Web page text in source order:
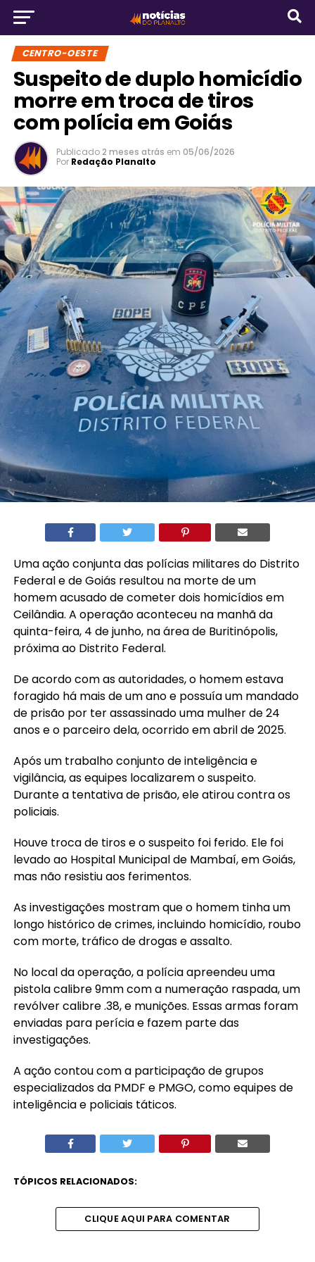
CENTRO-OESTE
Suspeito de duplo homicídio
morre em troca de tiros
com polícia em Goiás
Publicado2 meses atrás em 05/06/2026
Por Redação Planalto
Uma ação conjunta das polícias militares do Distrito
Federal e de Goiás resultou na morte de um
homem acusado de cometer dois homicídios em
Ceilândia. A operação aconteceu na manhã da
quinta-feira, 4 de junho, na área de Buritinópolis,
próxima ao Distrito Federal.
De acordo com as autoridades, o homem estava
foragido há mais de um ano e possuía um mandado
de prisão por ter assassinado uma mulher de 24
anos e o parceiro dela, ocorrido em abril de 2025.
Após um trabalho conjunto de inteligência e
vigilância, as equipes localizarem o suspeito.
Durante a tentativa de prisão, ele atirou contra os
policiais.
Houve troca de tiros e o suspeito foi ferido. Ele foi
levado ao Hospital Municipal de Mambaí, em Goiás,
mas não resistiu aos ferimentos.
As investigações mostram que o homem tinha um
longo histórico de crimes, incluindo homicídio, roubo
com morte, tráfico de drogas e assalto.
No local da operação, a polícia apreendeu uma
pistola calibre 9mm com a numeração raspada, um
revólver calibre .38, e munições. Essas armas foram
enviadas para perícia e fazem parte das
investigações.
A ação contou com a participação de grupos
especializados da PMDF e PMGO, como equipes de
inteligência e policiais táticos.
TÓPICOS RELACIONADOS:
CLIQUE AQUI PARA COMENTAR